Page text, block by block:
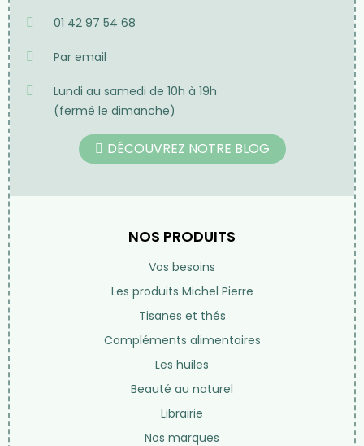
01 42 97 54 68
Par email
Lundi au samedi de 10h à 19h
(fermé le dimanche)
DÉCOUVREZ NOTRE BLOG
NOS PRODUITS
Vos besoins
Les produits Michel Pierre
Tisanes et thés
Compléments alimentaires
Les huiles
Beauté au naturel
Librairie
Nos marques